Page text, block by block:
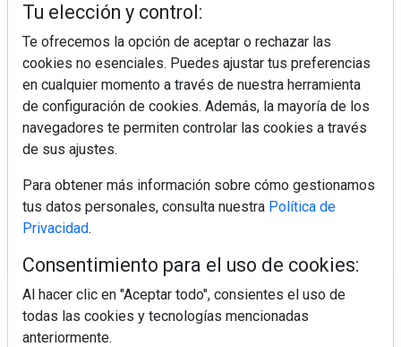
Sapienstone y Cupa Stone refuerzan
su alianza con una nueva superficie
cerámica que anticipa las tendencias
de interiorismo
LivingPINO® amplía su visión del
hogar con el lanzamiento de su nueva
línea de armarios
Regístrate y accede a contenidos
exclusivos
Tu elección y control:
Te ofrecemos la opción de aceptar o rechazar las
cookies no esenciales. Puedes ajustar tus preferencias
en cualquier momento a través de nuestra herramienta
de configuración de cookies. Además, la mayoría de los
navegadores te permiten controlar las cookies a través
de sus ajustes.
Para obtener más información sobre cómo gestionamos
tus datos personales, consulta nuestra Política de
Privacidad.
Consentimiento para el uso de cookies:
Al hacer clic en "Aceptar todo", consientes el uso de
todas las cookies y tecnologías mencionadas
anteriormente.